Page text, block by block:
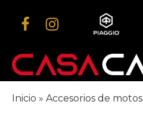
Inicio » Accesorios de motos